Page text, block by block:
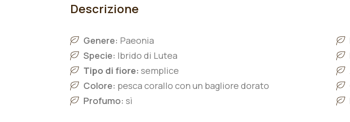
Descrizione
Genere: Paeonia
Specie: Ibrido di Lutea
Tipo di fiore: semplice
Colore: pesca corallo con un bagliore dorato
Profumo: sì